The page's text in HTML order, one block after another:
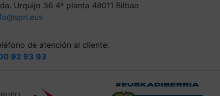
Urquijo 36 4ª planta 48011 Bilbao
de atención al cliente:
92 93 93